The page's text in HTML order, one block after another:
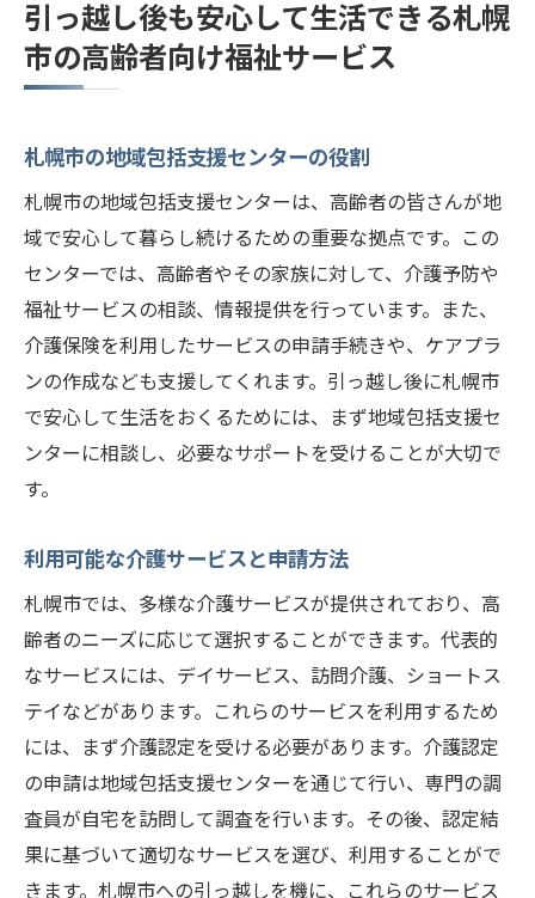
引っ越し後も安心して生活できる札幌
市の高齢者向け福祉サービス
札幌市の地域包括支援センターの役割
札幌市の地域包括支援センターは、高齢者の皆さんが地
域で安心して暮らし続けるための重要な拠点です。この
センターでは、高齢者やその家族に対して、介護予防や
福祉サービスの相談、情報提供を行っています。また、
介護保険を利用したサービスの申請手続きや、ケアプラ
ンの作成なども支援してくれます。引っ越し後に札幌市
で安心して生活をおくるためには、まず地域包括支援セ
ンターに相談し、必要なサポートを受けることが大切で
す。
利用可能な介護サービスと申請方法
札幌市では、多様な介護サービスが提供されており、高
齢者のニーズに応じて選択することができます。代表的
なサービスには、デイサービス、訪問介護、ショートス
テイなどがあります。これらのサービスを利用するため
には、まず介護認定を受ける必要があります。介護認定
の申請は地域包括支援センターを通じて行い、専門の調
査員が自宅を訪問して調査を行います。その後、認定結
果に基づいて適切なサービスを選び、利用することがで
きます。札幌市への引っ越しを機に、これらのサービス